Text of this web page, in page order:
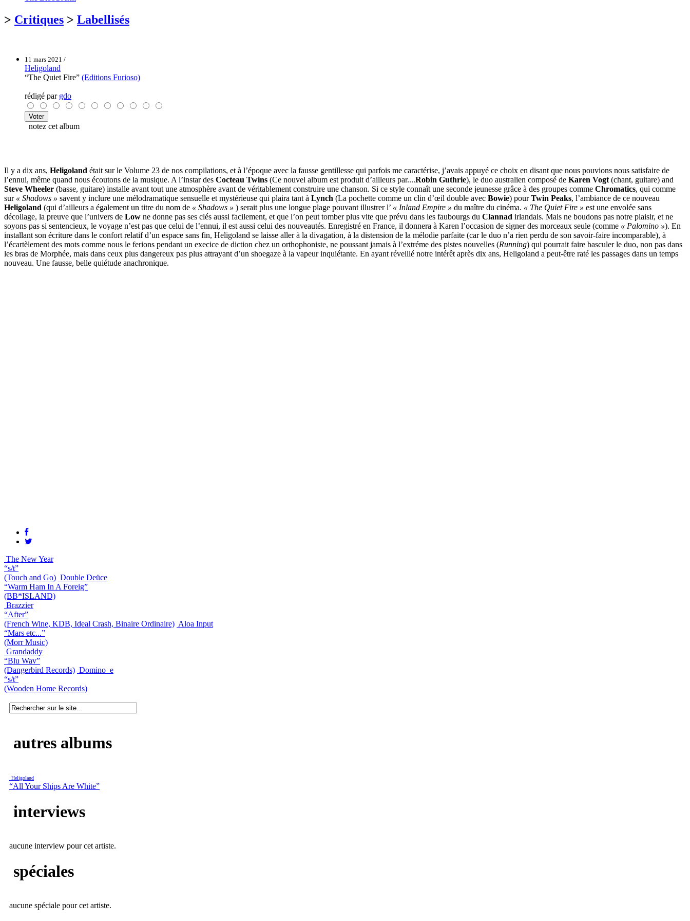
> Critiques > Labellisés
11 mars 2021 /
Heligoland
“The Quiet Fire” (Editions Furioso)
rédigé par gdo
notez cet album
Il y a dix ans, Heligoland était sur le Volume 23 de nos compilations, et à l’époque avec la fausse gentillesse qui parfois me caractérise, j’avais appuyé ce choix en disant que nous pouvions nous satisfaire de
l’ennui, même quand nous écoutons de la musique. A l’instar des Cocteau Twins (Ce nouvel album est produit d’ailleurs par....Robin Guthrie), le duo australien composé de Karen Vogt (chant, guitare) and
Steve Wheeler (basse, guitare) installe avant tout une atmosphère avant de véritablement construire une chanson. Si ce style connaît une seconde jeunesse grâce à des groupes comme Chromatics, qui comme
sur « Shadows » savent y inclure une mélodramatique sensuelle et mystérieuse qui plaira tant à Lynch (La pochette comme un clin d’œil double avec Bowie) pourTwin Peaks, l’ambiance de ce nouveau
Heligoland (qui d’ailleurs a également un titre du nom de « Shadows » ) serait plus une longue plage pouvant illustrer l’ « Inland Empire » du maître du cinéma. « The Quiet Fire » est une envolée sans
décollage, la preuve que l’univers de Low ne donne pas ses clés aussi facilement, et que l’on peut tomber plus vite que prévu dans les faubourgs du Clannad irlandais. Mais ne boudons pas notre plaisir, et ne
soyons pas si sentencieux, le voyage n’est pas que celui de l’ennui, il est aussi celui des nouveautés. Enregistré en France, il donnera à Karen l’occasion de signer des morceaux seule (comme « Palomino »). En
installant son écriture dans le confort relatif d’un espace sans fin, Heligoland se laisse aller à la divagation, à la distension de la mélodie parfaite (car le duo n’a rien perdu de son savoir-faire incomparable), à
l’écartèlement des mots comme nous le ferions pendant un execice de diction chez un orthophoniste, ne poussant jamais à l’extréme des pistes nouvelles (Running) qui pourrait faire basculer le duo, non pas dans
les bras de Morphée, mais dans ceux plus dangereux pas plus attrayant d’un shoegaze à la vapeur inquiétante. En ayant réveillé notre intérêt après dix ans, Heligoland a peut-être raté les passages dans un temps
nouveau. Une fausse, belle quiétude anachronique.
The New Year
“s/t”
(Touch and Go) Double Deüce
“Warm Ham In A Foreig”
(BB*ISLAND)
Brazzier
“After”
(French Wine, KDB, Ideal Crash, Binaire Ordinaire) Aloa Input
“Mars etc...”
(Morr Music)
Grandaddy
“Blu Wav”
(Dangerbird Records) Domino_e
“s/t”
(Wooden Home Records)
autres albums
Heligoland
“All Your Ships Are White”
interviews
aucune interview pour cet artiste.
spéciales
aucune spéciale pour cet artiste.